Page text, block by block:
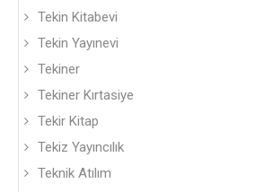
Tekin Kitabevi
Tekin Yayınevi
Tekiner
Tekiner Kırtasiye
Tekir Kitap
Tekiz Yayıncılık
Teknik Atılım